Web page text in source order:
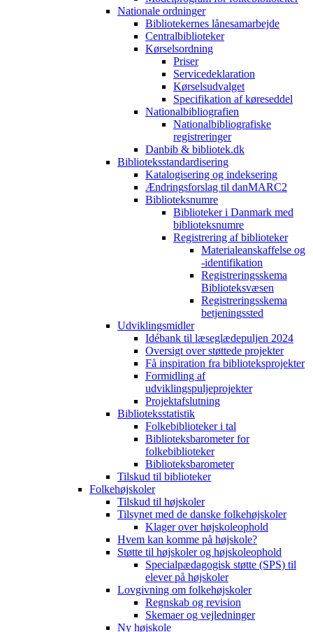
Nationale ordninger
Bibliotekernes lånesamarbejde
Centralbiblioteker
Kørselsordning
Priser
Servicedeklaration
Kørselsudvalget
Specifikation af køreseddel
Nationalbibliografien
Nationalbibliografiske
registreringer
Danbib & bibliotek.dk
Biblioteksstandardisering
Katalogisering og indeksering
Ændringsforslag til danMARC2
Biblioteksnumre
Biblioteker i Danmark med
biblioteksnumre
Registrering af biblioteker
Materialeanskaffelse og
-identifikation
Registreringsskema
Biblioteksvæsen
Registreringsskema
betjeningssted
Udviklingsmidler
Idébank til læseglædepuljen 2024
Oversigt over støttede projekter
Få inspiration fra biblioteksprojekter
Formidling af
udviklingspuljeprojekter
Projektafslutning
Biblioteksstatistik
Folkebiblioteker i tal
Biblioteksbarometer for
folkebiblioteker
Biblioteksbarometer
Tilskud til biblioteker
Folkehøjskoler
Tilskud til højskoler
Tilsynet med de danske folkehøjskoler
Klager over højskoleophold
Hvem kan komme på højskole?
Støtte til højskoler og højskoleophold
Specialpædagogisk støtte (SPS) til
elever på højskoler
Lovgivning om folkehøjskoler
Regnskab og revision
Skemaer og vejledninger
Ny højskole